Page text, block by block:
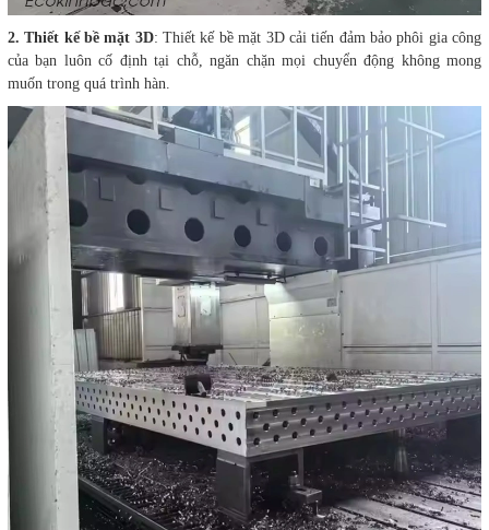
2. Thiết kế bề mặt 3D: Thiết kế bề mặt 3D cải tiến đảm bảo phôi gia công
của bạn luôn cố định tại chỗ, ngăn chặn mọi chuyển động không mong
muốn trong quá trình hàn.